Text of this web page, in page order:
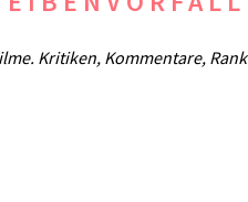
Kritiken, Kommentare,